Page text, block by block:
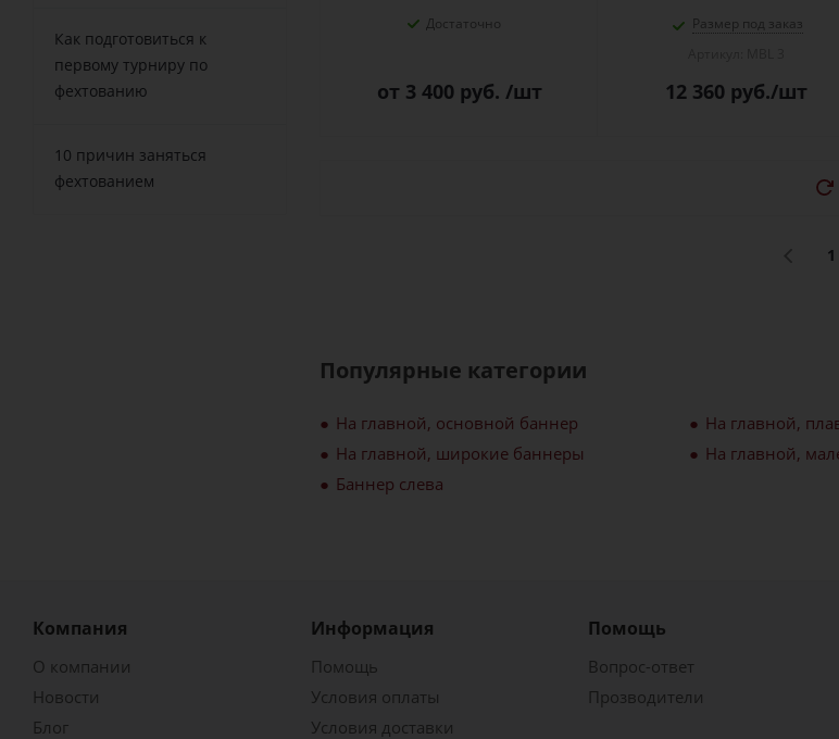
Достаточно
от 3 400 руб. /шт
Размер под заказ
12 360 руб./шт
1
Популярные категории
На главной, основной баннер На главной,
На главной, широкие баннеры
На главной,
Баннер слева
Как подготовиться к
первому турниру по
фехтованию
10 причин заняться
фехтованием
Компания
О компании
Новости
Блог
Информация
Помощь
Условия оплаты
Условия доставки
Помощь
Вопрос-ответ
Прозводители